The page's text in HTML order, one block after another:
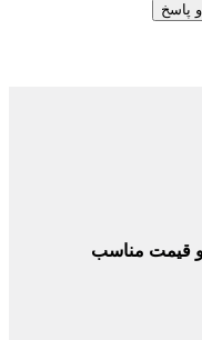
پاسخ
و قیمت مناسب